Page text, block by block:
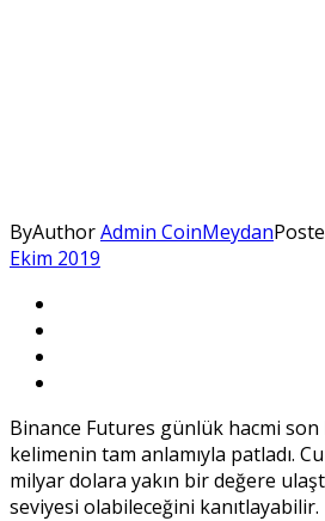
ByAuthorAdmin CoinMeydan
Ekim 2019
Binance Futures günlük hacmi
kelimenin tam anlamıyla patladı.
milyar dolara yakın bir değere
seviyesi olabileceğini kanıtlayabilir.